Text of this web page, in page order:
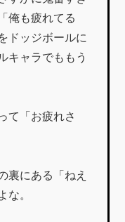
俺も疲れてる
ドッジボールに
キャラでももう
て「お疲れさ
裏にある「ねえ
な。